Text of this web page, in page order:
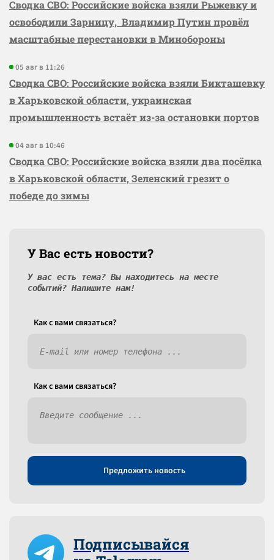
Сводка СВО: Российские войска взяли Рыжевку и
освободили Зарницу, Владимир Путин провёл
масштабные перестановки в Минобороны
05 авг в 11:26
Сводка СВО: Российские войска взяли Бикташевку
в Харьковской области, украинская
промышленность встаёт из-за остановки портов
04 авг в 10:46
Сводка СВО: Российские войска взяли два посёлка
в Харьковской области, Зеленский грезит о
победе до зимы
У Вас есть новости?
У вас есть тема? Вы находитесь на месте
событий? Напишите нам!
Как c вами связаться?
Как c вами связаться?
Предложить новость
Подписывайся